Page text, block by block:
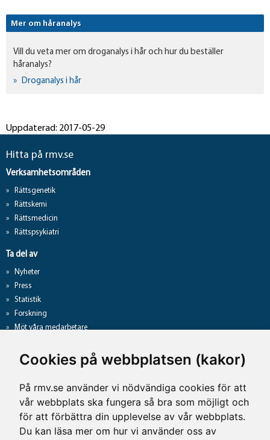
Cookies på webbplatsen (kakor)
På rmv.se använder vi nödvändiga cookies för att
vår webbplats ska fungera så bra som möjligt och
för att förbättra din upplevelse av vår webbplats.
Du kan läsa mer om hur vi använder oss av
Mer om håranalys
Vill du veta mer om droganalys i hår och hur du beställer
håranalys?
Droganalys i hår
Uppdaterad: 2017-05-29
Hitta på rmv.se
Verksamhetsområden
Rättsgenetik
Rättskemi
Rättsmedicin
Rättspsykiatri
Ta del av
Nyheter
Press
Statistik
Forskning
Möt våra medarbetare
Analyslista
Hantering av personuppgifter
Lediga jobb
Tillgänglighet på rmv.se